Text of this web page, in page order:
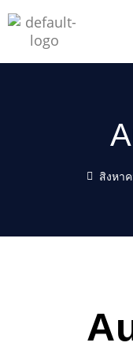
สิงหา